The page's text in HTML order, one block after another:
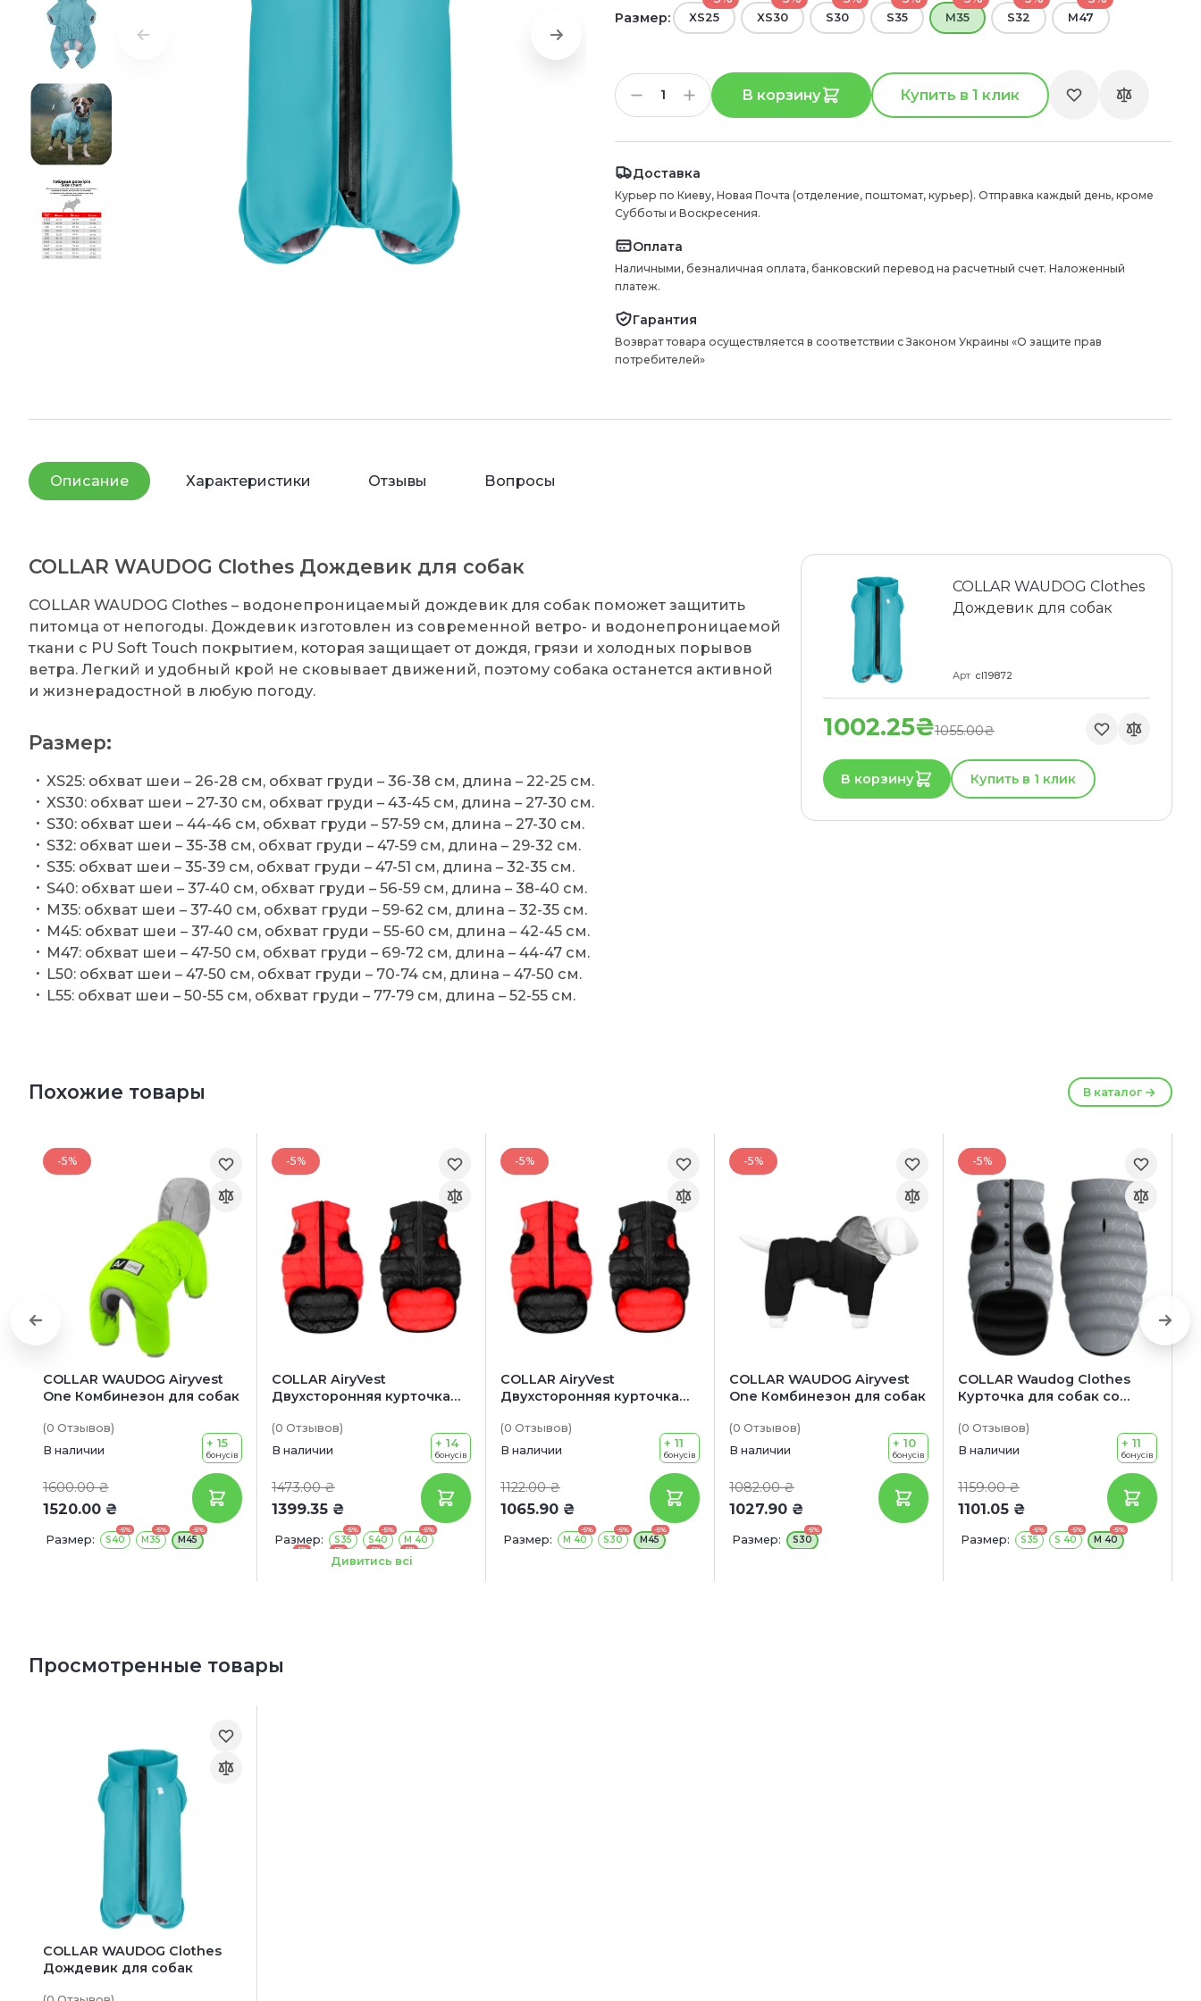
Размер: XS25 XS30 S30 S35 M35 S32 M47
В корзину Купить в 1 клик
Доставка
Курьер по Киеву, Новая Почта (отделение, поштомат, курьер). Отправка каждый день, кроме
Субботы и Воскресения.
Оплата
Наличными, безналичная оплата, банковский перевод на расчетный счет. Наложенный
платеж.
Гарантия
Возврат товара осуществляется в соответствии с Законом Украины «О защите прав
потребителей»
Описание Характеристики Отзывы Вопросы
COLLAR WAUDOG Clothes Дождевик для собак
COLLAR WAUDOG Clothes – водонепроницаемый дождевик для собак поможет защитить
питомца от непогоды. Дождевик изготовлен из современной ветро- и водонепроницаемой
ткани с PU Soft Touch покрытием, которая защищает от дождя, грязи и холодных порывов
ветра. Легкий и удобный крой не сковывает движений, поэтому собака останется активной
и жизнерадостной в любую погоду.
Размер:
XS25: обхват шеи – 26-28 см, обхват груди – 36-38 см, длина – 22-25 см.
XS30: обхват шеи – 27-30 см, обхват груди – 43-45 см, длина – 27-30 см.
S30: обхват шеи – 44-46 см, обхват груди – 57-59 см, длина – 27-30 см.
S32: обхват шеи – 35-38 см, обхват груди – 47-59 см, длина – 29-32 см.
S35: обхват шеи – 35-39 см, обхват груди – 47-51 см, длина – 32-35 см.
S40: обхват шеи – 37-40 см, обхват груди – 56-59 см, длина – 38-40 см.
M35: обхват шеи – 37-40 см, обхват груди – 59-62 см, длина – 32-35 см.
M45: обхват шеи – 37-40 см, обхват груди – 55-60 см, длина – 42-45 см.
M47: обхват шеи – 47-50 см, обхват груди – 69-72 см, длина – 44-47 см.
L50: обхват шеи – 47-50 см, обхват груди – 70-74 см, длина – 47-50 см.
L55: обхват шеи – 50-55 см, обхват груди – 77-79 см, длина – 52-55 см.
COLLAR WAUDOG Clothes
Дождевик для собак
Арт cl19872
1002.25₴1055.00₴
В корзину Купить в 1 клик
Похожие товары В каталог
-5%
COLLAR WAUDOG Airyvest
One Комбинезон для собак
(0 Отзывов)
В наличии
1600.00 ₴
1520.00 ₴
+ 15
бонусів
Размер:
-5%
S40
-5%
M35
-5%
M45
-5%
COLLAR AiryVest
Двухсторонняя курточка
(0 Отзывов)
В наличии
1473.00 ₴
1399.35 ₴
+ 14
бонусів
Размер:
-5%
S35
-5%
S40
-5%
M 40
-5% -5%
M47
-5%
M50
-5%
L55
Дивитись всі
-5%
COLLAR AiryVest
Двухсторонняя курточка
(0 Отзывов)
В наличии
1122.00 ₴
1065.90 ₴
+ 11
бонусів
Размер:
-5%
M 40
-5%
S30
-5%
M45
-5%
COLLAR WAUDOG Airyvest
One Комбинезон для собак
(0 Отзывов)
В наличии
1082.00 ₴
1027.90 ₴
+ 10
бонусів
Размер:
-5%
S30
-5%
COLLAR Waudog Clothes
Курточка для собак со
элементами
(0 Отзывов)
В наличии
1159.00 ₴
1101.05 ₴
+ 11
бонусів
Размер:
-5%
S35
-5%
S 40
-5%
M 40
Просмотренные товары
COLLAR WAUDOG Clothes
Дождевик для собак